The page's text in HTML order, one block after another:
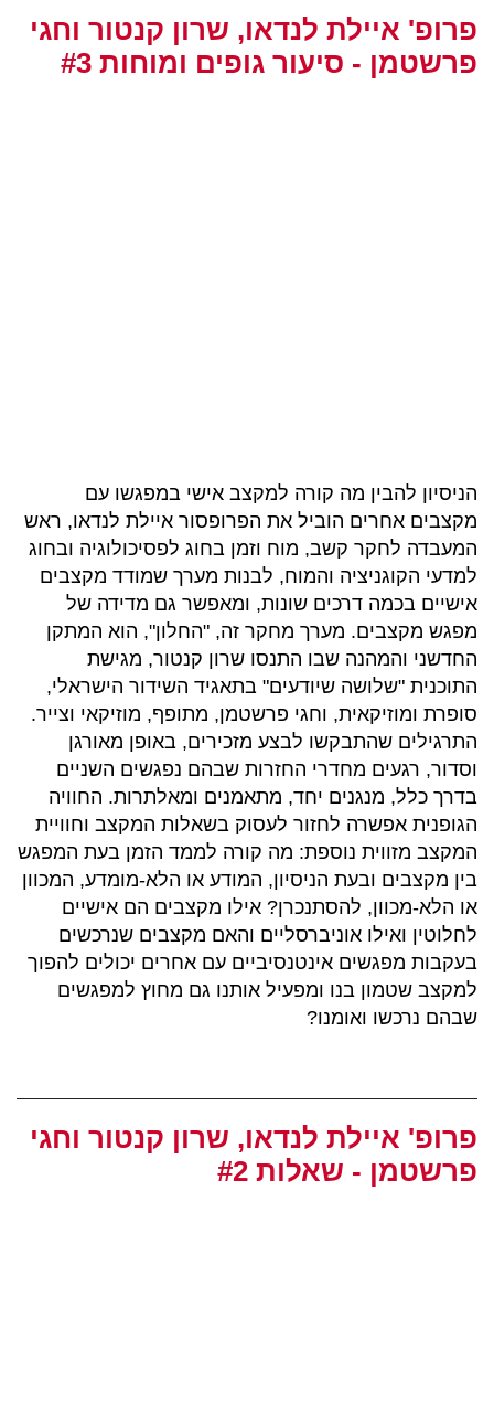
פרופ' איילת לנדאו, שרון קנטור וחגי
פרשטמן - סיעור גופים ומוחות #3
הניסיון להבין מה קורה למקצב אישי במפגשו עם
מקצבים אחרים הוביל את הפרופסור איילת לנדאו, ראש
המעבדה לחקר קשב, מוח וזמן בחוג לפסיכולוגיה ובחוג
למדעי הקוגניציה והמוח, לבנות מערך שמודד מקצבים
אישיים בכמה דרכים שונות, ומאפשר גם מדידה של
מפגש מקצבים. מערך מחקר זה, "החלון", הוא המתקן
החדשני והמהנה שבו התנסו שרון קנטור, מגישת
התוכנית "שלושה שיודעים" בתאגיד השידור הישראלי,
סופרת ומוזיקאית, וחגי פרשטמן, מתופף, מוזיקאי וצייר.
התרגילים שהתבקשו לבצע מזכירים, באופן מאורגן
וסדור, רגעים מחדרי החזרות שבהם נפגשים השניים
בדרך כלל, מנגנים יחד, מתאמנים ומאלתרות. החוויה
הגופנית אפשרה לחזור לעסוק בשאלות המקצב וחוויית
המקצב מזווית נוספת: מה קורה לממד הזמן בעת המפגש
בין מקצבים ובעת הניסיון, המודע או הלא-מומדע, המכוון
או הלא-מכוון, להסתנכרן? אילו מקצבים הם אישיים
לחלוטין ואילו אוניברסליים והאם מקצבים שנרכשים
בעקבות מפגשים אינטנסיביים עם אחרים יכולים להפוך
למקצב שטמון בנו ומפעיל אותנו גם מחוץ למפגשים
שבהם נרכשו ואומנו?
פרופ' איילת לנדאו, שרון קנטור וחגי
פרשטמן - שאלות #2